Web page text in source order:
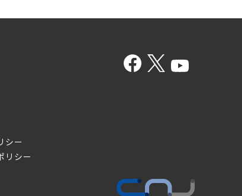
シー
リシー